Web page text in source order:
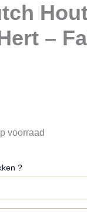
–
voorraad
?